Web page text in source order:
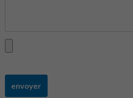
envoyer